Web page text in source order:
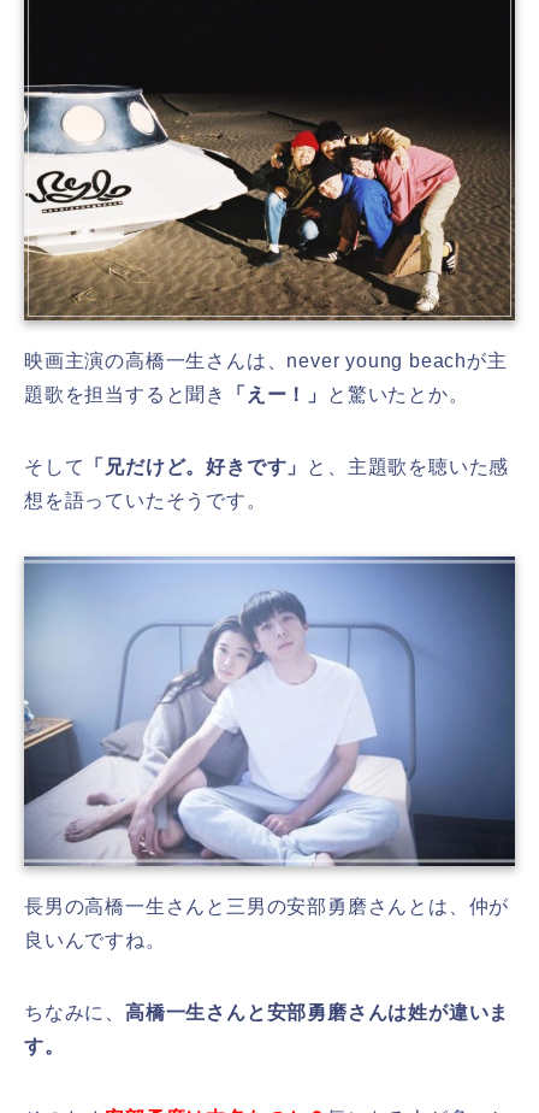
映画主演の高橋一生さんは、never young beachが主
題歌を担当すると聞き
「えー！」 と驚いたとか。
そして 「兄だけど。好きです」
と、主題歌を聴いた感
想を語っていたそうです。
長男の高橋一生さんと三男の安部勇磨さんとは、仲が
良いんですね。
ちなみに、 高橋一生さんと安部勇磨さんは姓が違いま
す。